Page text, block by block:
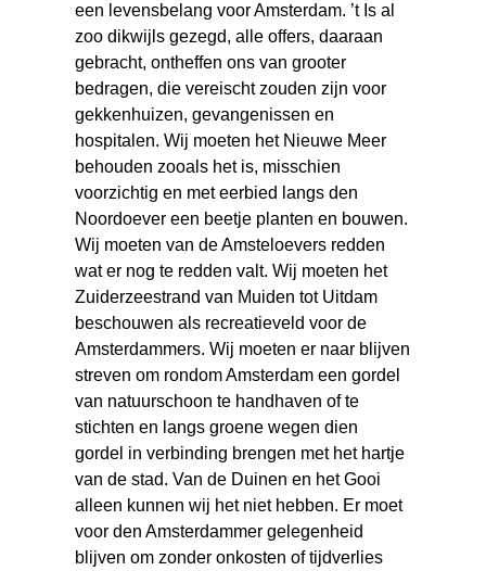
een levensbelang voor Amsterdam. ’t Is al
zoo dikwijls gezegd, alle offers, daaraan
gebracht, ontheffen ons van grooter
bedragen, die vereischt zouden zijn voor
gekkenhuizen, gevangenissen en
hospitalen. Wij moeten het Nieuwe Meer
behouden zooals het is, misschien
voorzichtig en met eerbied langs den
Noordoever een beetje planten en bouwen.
Wij moeten van de Amsteloevers redden
wat er nog te redden valt. Wij moeten het
Zuiderzeestrand van Muiden tot Uitdam
beschouwen als recreatieveld voor de
Amsterdammers. Wij moeten er naar blijven
streven om rondom Amsterdam een gordel
van natuurschoon te handhaven of te
stichten en langs groene wegen dien
gordel in verbinding brengen met het hartje
van de stad. Van de Duinen en het Gooi
alleen kunnen wij het niet hebben. Er moet
voor den Amsterdammer gelegenheid
blijven om zonder onkosten of tijdverlies